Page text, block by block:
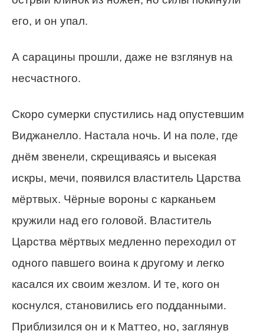
его, и он упал.
А сарацины прошли, даже не взглянув на
несчастного.
Скоро сумерки спустились над опустевшим
Виджанелло. Настала ночь. И на поле, где
днём звенели, скрещиваясь и высекая
искры, мечи, появился властитель Царства
мёртвых. Чёрные вороны с карканьем
кружили над его головой. Властитель
Царства мёртвых медленно переходил от
одного павшего воина к другому и легко
касался их своим жезлом. И те, кого он
коснулся, становились его подданными.
Приблизился он и к Маттео, но, заглянув